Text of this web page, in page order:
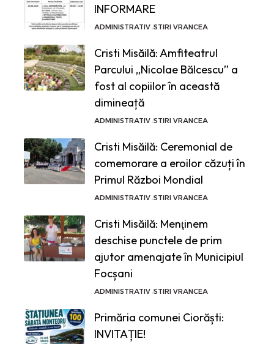
INFORMARE
ADMINISTRATIV STIRI VRANCEA
Cristi Misăilă: Amfiteatrul
Parcului „Nicolae Bălcescu” a
fost al copiilor în această
dimineață
ADMINISTRATIV STIRI VRANCEA
Cristi Misăilă: Ceremonial de
comemorare a eroilor căzuți în
Primul Război Mondial
ADMINISTRATIV STIRI VRANCEA
Cristi Misăilă: Menţinem
deschise punctele de prim
ajutor amenajate în Municipiul
Focșani
ADMINISTRATIV STIRI VRANCEA
Primăria comunei Ciorăști:
INVITAȚIE!